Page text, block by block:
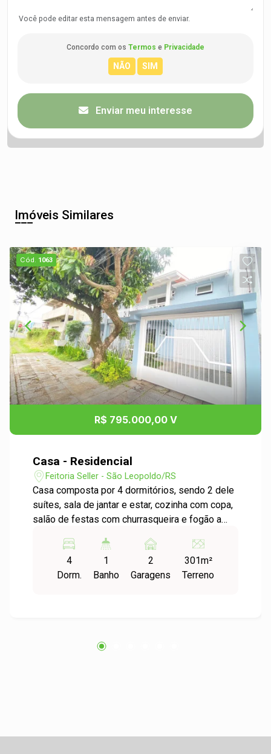
Você pode editar esta mensagem antes de enviar.
Concordo com os Termos e Privacidade
Enviar meu interesse
Imóveis Similares
Cód. 1063
R$ 795.000,00 V
Casa - Residencial
Feitoria Seller - São Leopoldo/RS
Casa composta por 4 dormitórios, sendo 2 dele
suítes, sala de jantar e estar, cozinha com copa,
salão de festas com churrasqueira e fogão a
terraço amplo, pátio com piscina e vaga de
garagem para 2 carros. Residência para família
grande e com fácil acesso ao Centro de São
4
Dorm.
1
Banho
2
Garagens
301m²
Terreno